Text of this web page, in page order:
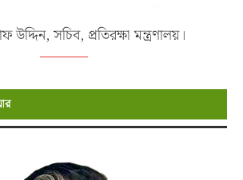
সচিব, প্রতিরক্ষা মন্ত্রণালয়।